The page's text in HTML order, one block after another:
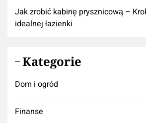
Jak zrobić kabinę prysznicową –
idealnej łazienki
Kategorie
Dom i ogród
Finanse